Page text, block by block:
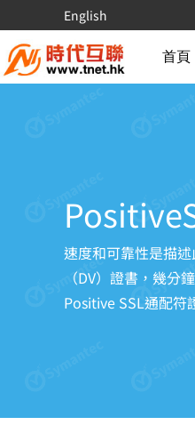
English
首頁
速度和可靠性是描
（DV）證書，幾
Positive SSL通配符